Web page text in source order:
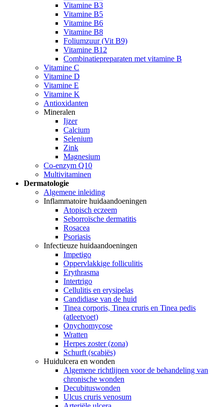
Vitamine B3
Vitamine B5
Vitamine B6
Vitamine B8
Foliumzuur (Vit B9)
Vitamine B12
Combinatiepreparaten met vitamine B
Vitamine C
Vitamine D
Vitamine E
Vitamine K
Antioxidanten
Mineralen
Ijzer
Calcium
Selenium
Zink
Magnesium
Co-enzym Q10
Multivitaminen
Dermatologie
Algemene inleiding
Inflammatoire huidaandoeningen
Atopisch eczeem
Seborroïsche dermatitis
Rosacea
Psoriasis
Infectieuze huidaandoeningen
Impetigo
Oppervlakkige folliculitis
Erythrasma
Intertrigo
Cellulitis en erysipelas
Candidiase van de huid
Tinea corporis, Tinea cruris en Tinea pedis
(atleetvoet)
Onychomycose
Wratten
Herpes zoster (zona)
Schurft (scabiës)
Huidulcera en wonden
Algemene richtlijnen voor de behandeling van
chronische wonden
Decubituswonden
Ulcus cruris venosum